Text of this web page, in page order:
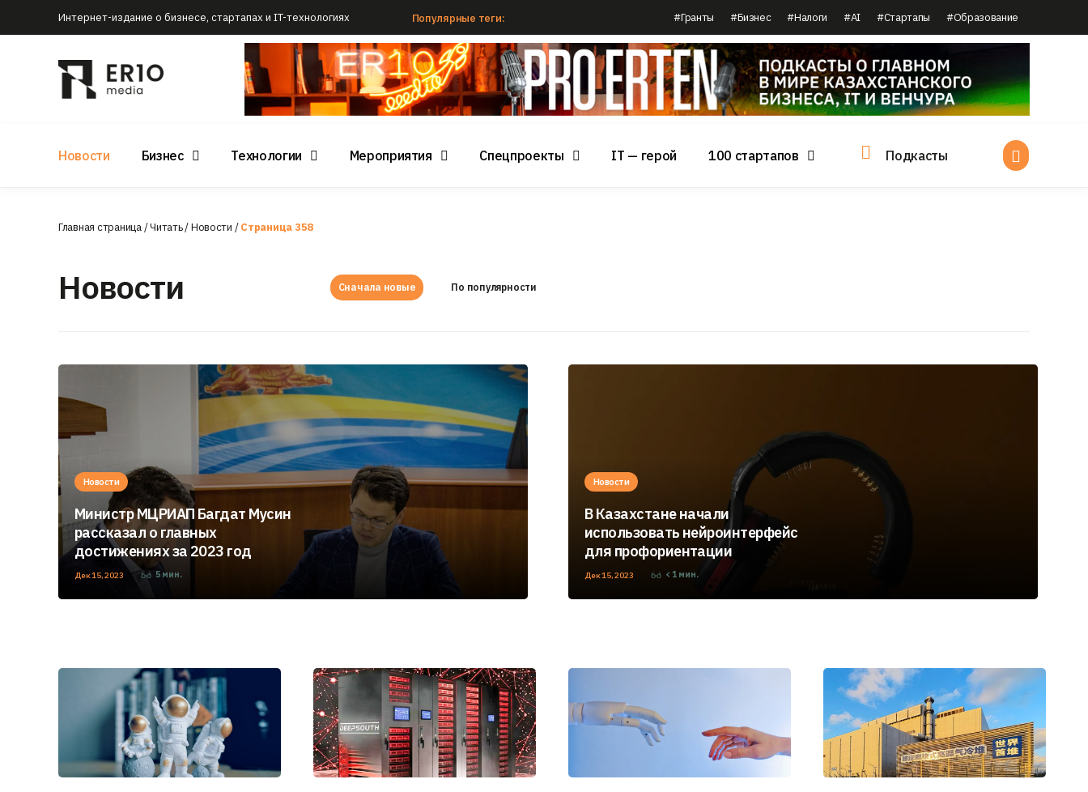
Интернет-издание о бизнесе, стартапах и IT-технологиях Популярные теги: #Гранты #Бизнес #Налоги #AI #Стартапы #Образование
Новости Бизнес Технологии Мероприятия Спецпроекты IT — герой 100 стартапов Подкасты
Главная страница/Читать/Новости /Страница 358
Новости Сначала новые По популярности
Новости
Министр МЦРИАП Багдат Мусин
рассказал о главных
достижениях за 2023 год
Дек 15, 2023 5 мин.
Новости
В Казахстане начали
использовать нейроинтерфейс
для профориентации
Дек 15, 2023 < 1 мин.